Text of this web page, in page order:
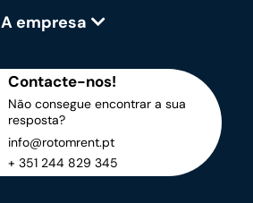
A empresa
Contacte-nos!
Não consegue encontrar a sua
resposta?
info@rotomrent.pt
+ 351 244 829 345